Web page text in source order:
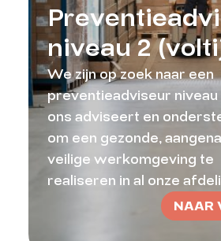
niveau 2
We zijn op zoek naar een
preventieadviseur niveau
ons adviseert en
om een gezonde,
veilige werkomgeving te
realiseren in al onze
NAAR